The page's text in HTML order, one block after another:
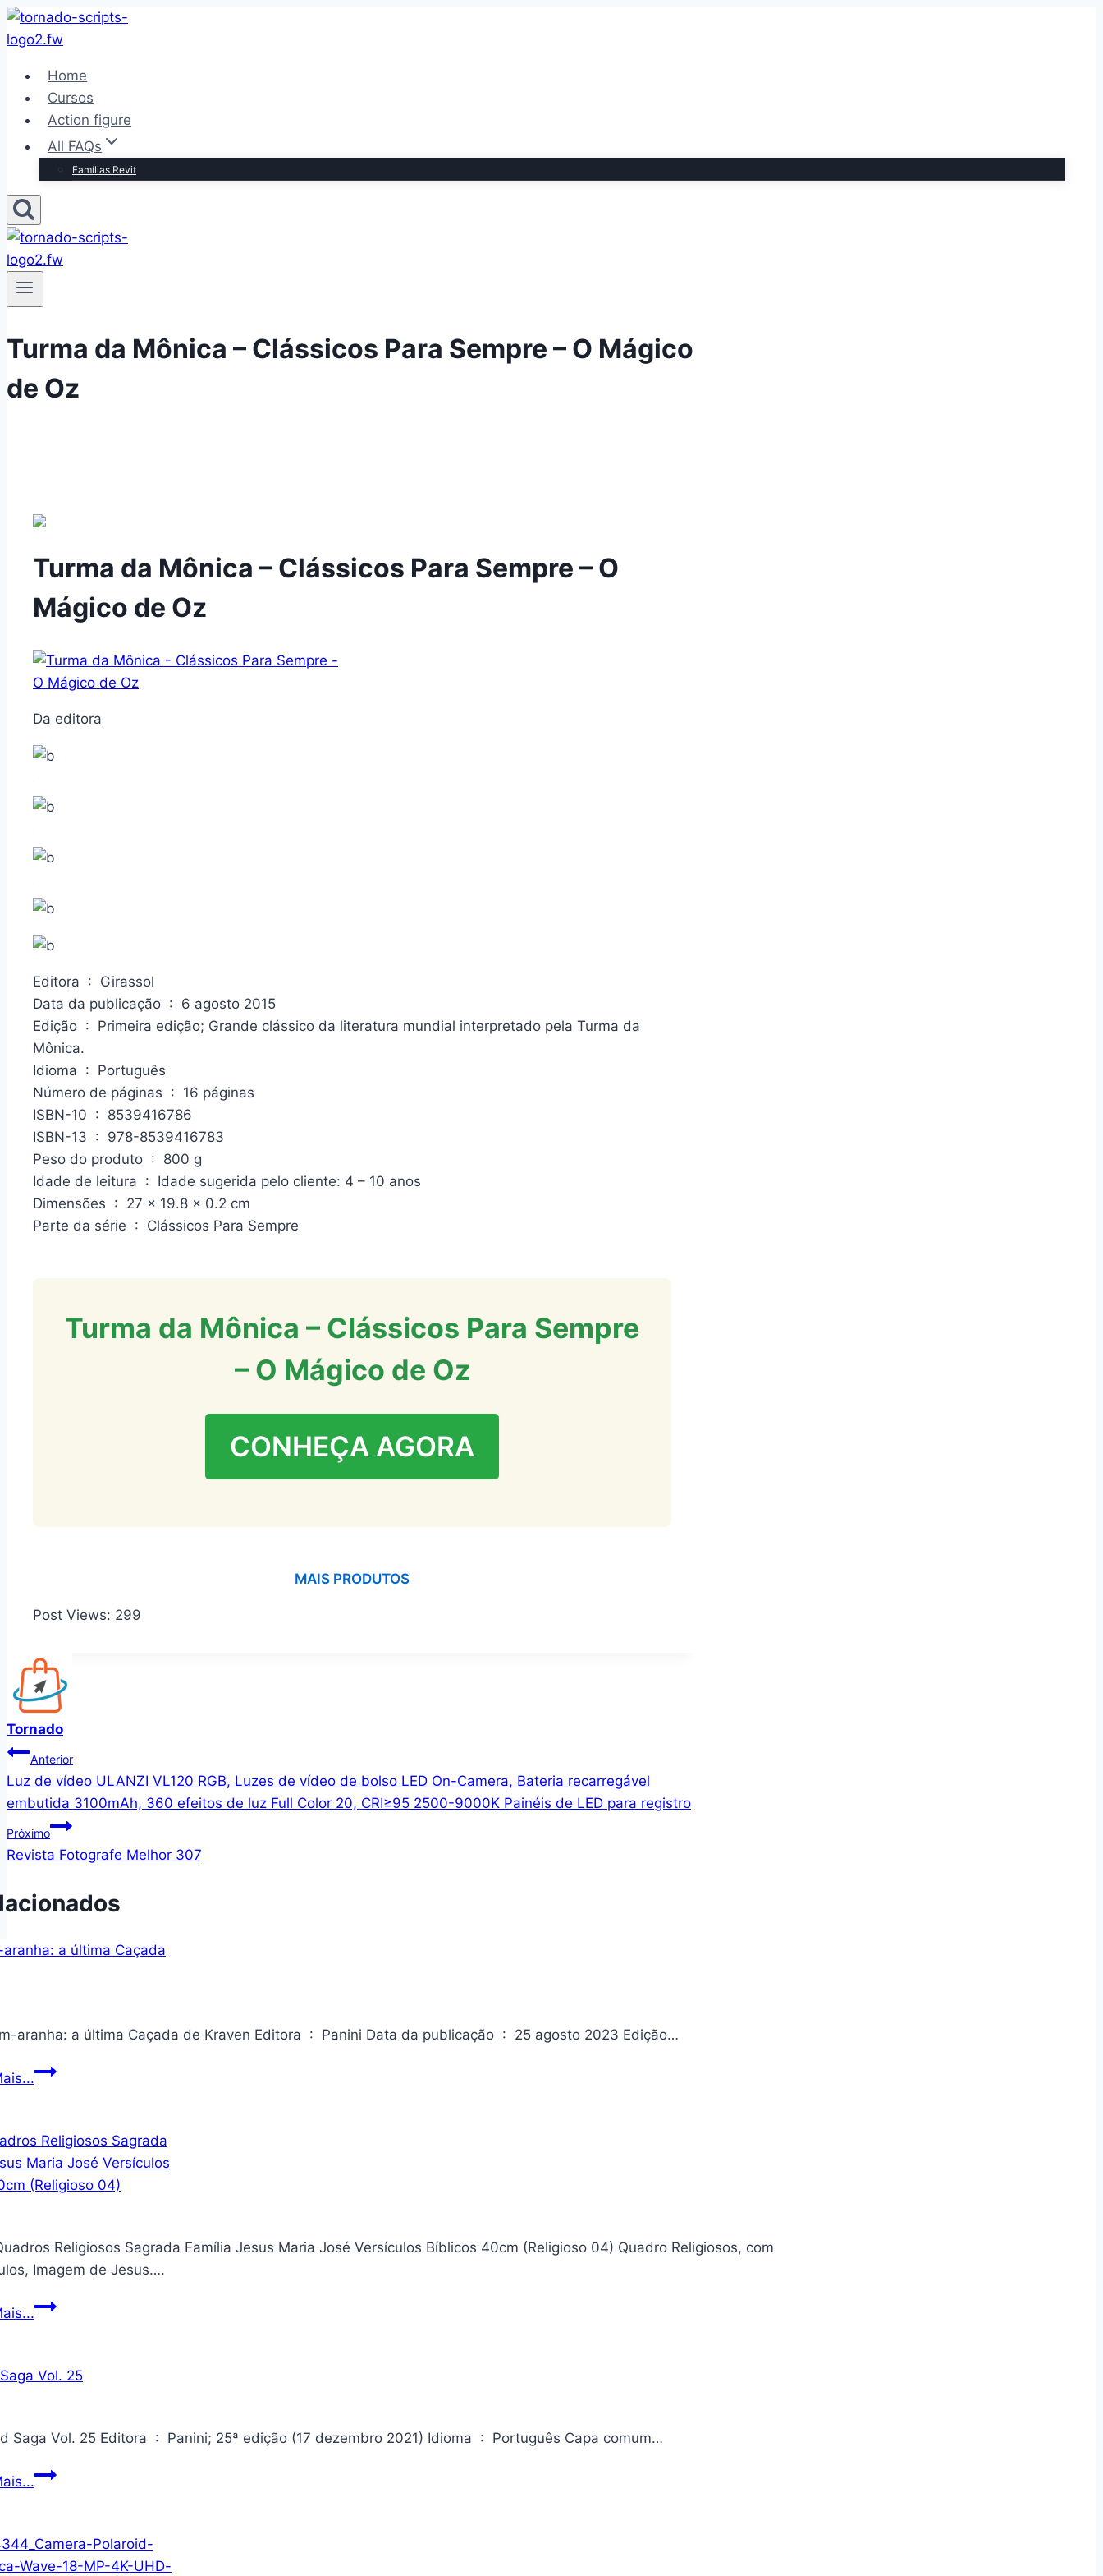
Pular
para
Conteúdo
Home
Cursos
Action figure
All FAQs
Famílias Revit
Turma da Mônica – Clássicos Para Sempre – O Mágico
de Oz
Turma da Mônica – Clássicos Para Sempre – O
Mágico de Oz
Da editora
Editora ‏ : ‎ Girassol
Data da publicação ‏ : ‎ 6 agosto 2015
Edição ‏ : ‎ Primeira edição; Grande clássico da literatura mundial interpretado pela Turma da
Mônica.
Idioma ‏ : ‎ Português
Número de páginas ‏ : ‎ 16 páginas
ISBN-10 ‏ : ‎ 8539416786
ISBN-13 ‏ : ‎ 978-8539416783
Peso do produto ‏ : ‎ 800 g
Idade de leitura ‏ : ‎ Idade sugerida pelo cliente: 4 – 10 anos
Dimensões ‏ : ‎ 27 x 19.8 x 0.2 cm
Parte da série ‏ : ‎ Clássicos Para Sempre
Turma da Mônica – Clássicos Para Sempre
– O Mágico de Oz
CONHEÇA AGORA
MAIS PRODUTOS
Post Views: 299
Tornado
Navegação
de
Post
Anterior
Luz de vídeo ULANZI VL120 RGB, Luzes de vídeo de bolso LED On-Camera, Bateria recarregável
embutida 3100mAh, 360 efeitos de luz Full Color 20, CRI≥95 2500-9000K Painéis de LED para registro
Próximo
Revista Fotografe Melhor 307
Homem-aranha: a última Caçada de Kraven Editora ‏ : ‎ Panini Data da publicação ‏ : ‎ 25 agosto 2023 Edição…
Homem-
última
Caçada
de
Religiosos Sagrada Família Jesus Maria José Versículos Bíblicos 40cm (Religioso 04) Quadro Religiosos, com
Imagem de Jesus….
Kit
Religiosos
Jesus
José
40cm
(Religioso
Vinland Saga Vol. 25 Editora ‏ : ‎ Panini; 25ª edição (17 dezembro 2021) Idioma ‏ : ‎ Português Capa comum…
Vinland
25